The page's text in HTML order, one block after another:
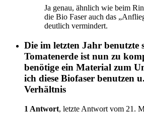
Ja genau, ähnlich wie beim
die Bio Faser auch das
deutlich vermindert.
Die im letzten Jahr benutzte
Tomatenerde ist nun zu
benötige ein Material zum
ich diese Biofaser benutzen
Verhältnis
1 Antwort, letzte Antwort vom 21.